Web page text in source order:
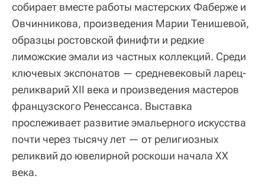
собирает вместе работы мастерских Фаберже и
Овчинникова, произведения Марии Тенишевой,
образцы ростовской финифти и редкие
лиможские эмали из частных коллекций. Среди
ключевых экспонатов — средневековый ларец-
реликварий XII века и произведения мастеров
французского Ренессанса. Выставка
прослеживает развитие эмальерного искусства
почти через тысячу лет — от религиозных
реликвий до ювелирной роскоши начала XX
века.